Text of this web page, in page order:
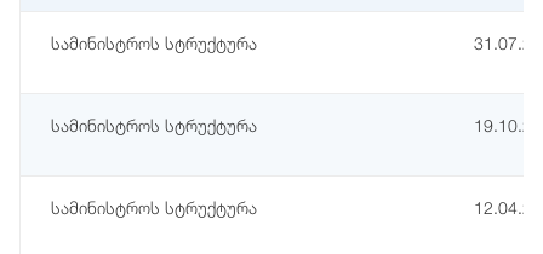
სამინისტროს სტრუქტურა
სამინისტროს სტრუქტურა
სამინისტროს სტრუქტურა